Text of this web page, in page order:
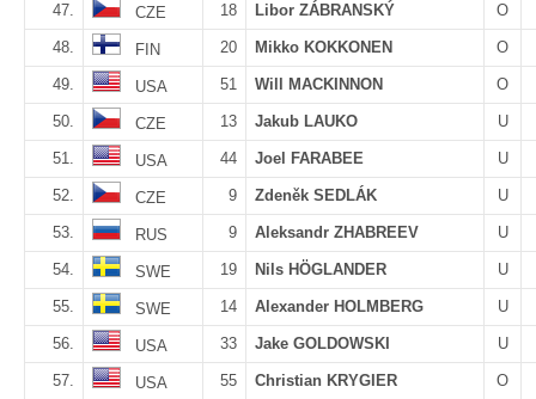
47. CZE 18 Libor ZÁBRANSKÝ O
48. FIN 20 Mikko KOKKONEN O
49. USA 51 Will MACKINNON O
50. CZE 13 Jakub LAUKO U
51. USA 44 Joel FARABEE U
52. CZE 9 Zdeněk SEDLÁK U
53. RUS 9 Aleksandr ZHABREEV U
54. SWE 19 Nils HÖGLANDER U
55. SWE 14 Alexander HOLMBERG U
56. USA 33 Jake GOLDOWSKI U
57. USA 55 Christian KRYGIER O